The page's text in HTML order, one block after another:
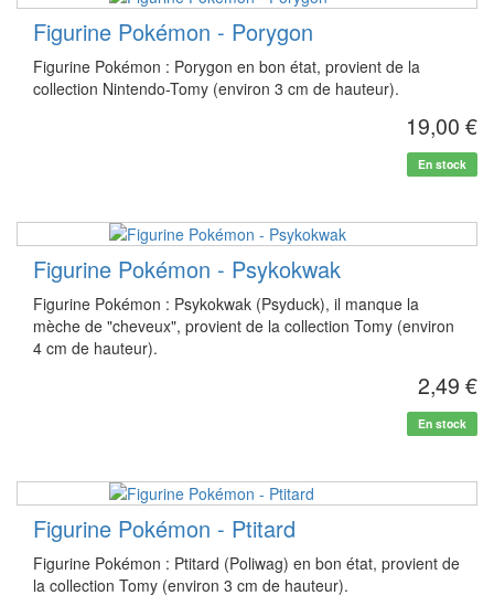
Figurine Pokémon - Porygon
Figurine Pokémon : Porygon en bon état, provient de la
collection Nintendo-Tomy (environ 3 cm de hauteur).
19,00 €
En stock
Figurine Pokémon - Psykokwak
Figurine Pokémon : Psykokwak (Psyduck), il manque la
mèche de "cheveux", provient de la collection Tomy (environ
4 cm de hauteur).
2,49 €
En stock
Figurine Pokémon - Ptitard
Figurine Pokémon : Ptitard (Poliwag) en bon état, provient de
la collection Tomy (environ 3 cm de hauteur).